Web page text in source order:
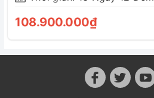
108.900.000₫